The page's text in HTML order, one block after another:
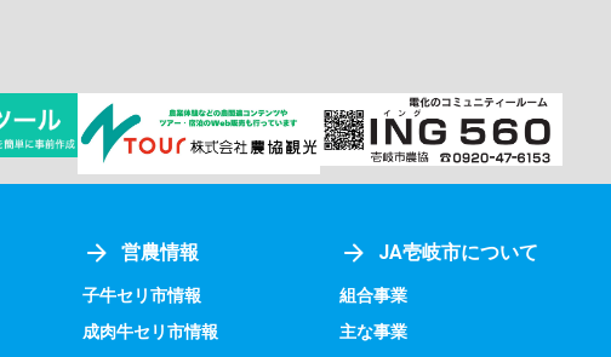
営農情報
子牛セリ市情報
成肉牛セリ市情報
JA壱岐市について
組合事業
主な事業